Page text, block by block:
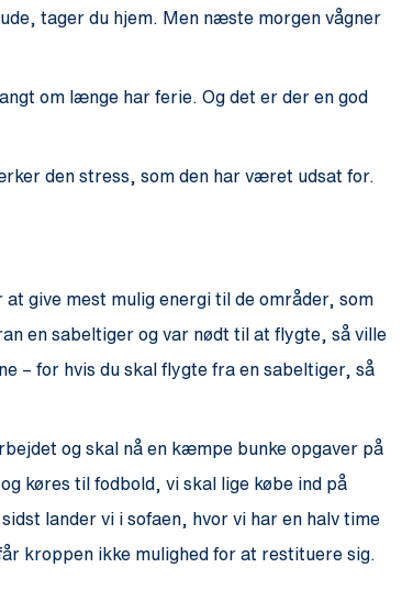
tager du hjem. Men næste morgen vågner
om længe har ferie. Og det er der en god
den stress, som den har været udsat for.
give mest mulig energi til de områder, som
en sabeltiger og var nødt til at flygte, så ville
– for hvis du skal flygte fra en sabeltiger, så
og skal nå en kæmpe bunke opgaver på
køres til fodbold, vi skal lige købe ind på
lander vi i sofaen, hvor vi har en halv time
kroppen ikke mulighed for at restituere sig.